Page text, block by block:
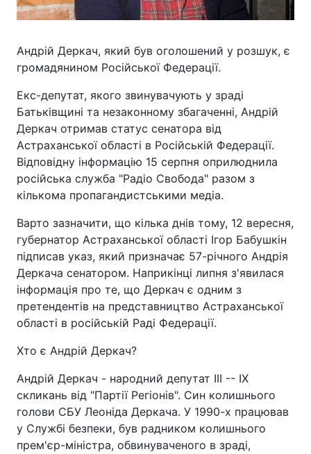
Андрій Деркач, який був оголошений у розшук, є
громадянином Російської Федерації.
Екс-депутат, якого звинувачують у зраді
Батьківщині та незаконному збагаченні, Андрій
Деркач отримав статус сенатора від
Астраханської області в Російській Федерації.
Відповідну інформацію 15 серпня оприлюднила
російська служба "Радіо Свобода" разом з
кількома пропагандистськими медіа.
Варто зазначити, що кілька днів тому, 12 вересня,
губернатор Астраханської області Ігор Бабушкін
підписав указ, який призначає 57-річного Андрія
Деркача сенатором. Наприкінці липня з'явилася
інформація про те, що Деркач є одним з
претендентів на представництво Астраханської
області в російській Раді Федерації.
Хто є Андрій Деркач?
Андрій Деркач - народний депутат III -- IX
скликань від "Партії Регіонів". Син колишнього
голови СБУ Леоніда Деркача. У 1990-х працював
у Службі безпеки, був радником колишнього
прем'єр-міністра, обвинуваченого в зраді,